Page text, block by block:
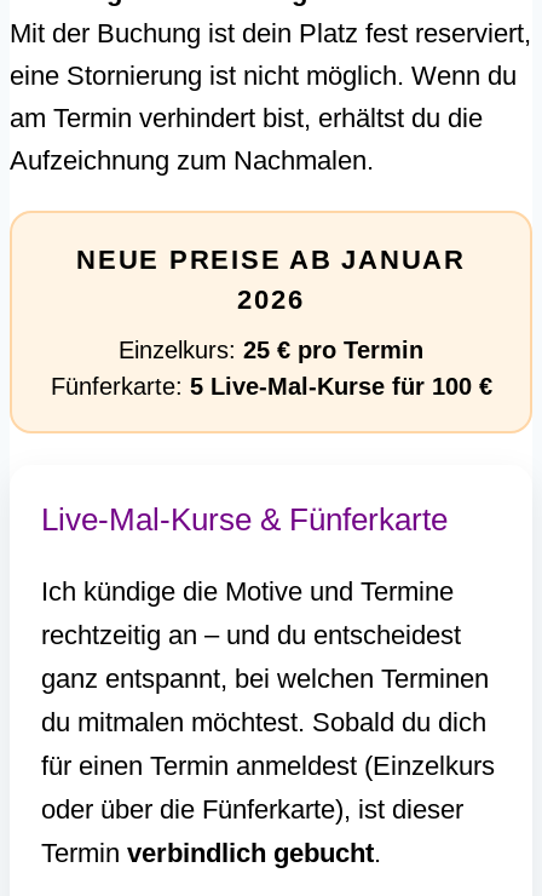
Mit der Buchung ist dein Platz fest reserviert,
eine Stornierung ist nicht möglich. Wenn du
am Termin verhindert bist, erhältst du die
Aufzeichnung zum Nachmalen.
NEUE PREISE AB JANUAR
2026
Einzelkurs: 25 € pro Termin
Fünferkarte: 5 Live-Mal-Kurse für 100 €
Live-Mal-Kurse & Fünferkarte
Ich kündige die Motive und Termine
rechtzeitig an – und du entscheidest
ganz entspannt, bei welchen Terminen
du mitmalen möchtest. Sobald du dich
für einen Termin anmeldest (Einzelkurs
oder über die Fünferkarte), ist dieser
Termin verbindlich gebucht.